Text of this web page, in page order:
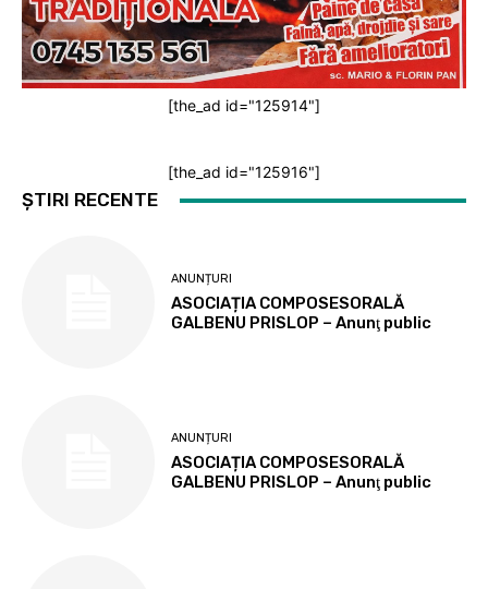
[the_ad id="125914"]
[the_ad id="125916"]
ȘTIRI RECENTE
ANUNȚURI
ASOCIAȚIA COMPOSESORALĂ
GALBENU PRISLOP – Anunţ public
ANUNȚURI
ASOCIAȚIA COMPOSESORALĂ
GALBENU PRISLOP – Anunţ public